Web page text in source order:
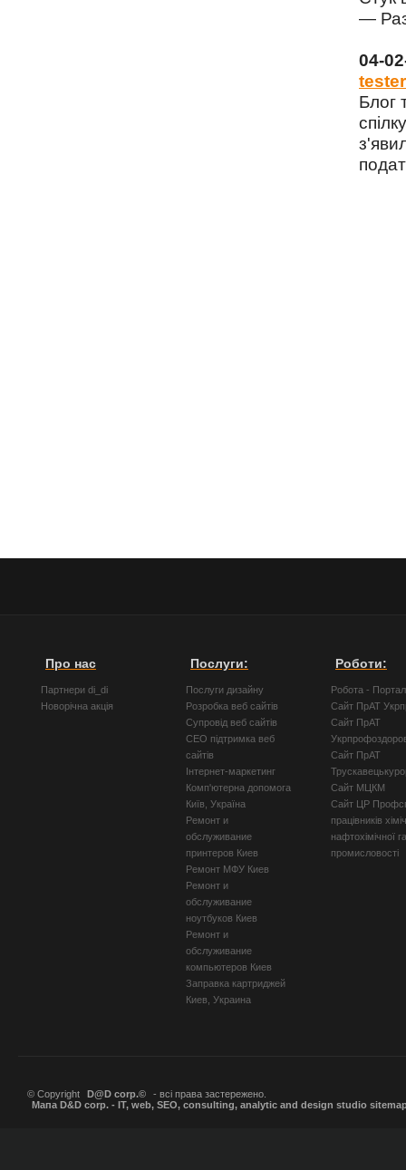
—
04-
tester
Блог
Про нас
Партнери di_di
Новорічна акція
Послуги:
Послуги дизайну
Розробка веб сайтів
Супровід веб сайтів
СЕО підтримка веб
сайтів
Інтернет-маркетинг
Комп'ютерна допомога
Київ, Україна
Ремонт и
обслуживание
принтеров Киев
Ремонт МФУ Киев
Ремонт и
обслуживание
ноутбуков Киев
Ремонт и
обслуживание
компьютеров Киев
Заправка картриджей
Киев, Украина
Роботи:
Робота -
Сайт ПрАТ
Сайт ПрАТ
Сайт ПрАТ
Сайт МЦКМ
Сайт ЦР
працівників
нафтохімічної
промисловості
© Copyright D@D corp.©
- всі права застережено.
Мапа D&D corp. - IT, web, SEO, consulting, analytic and design studio